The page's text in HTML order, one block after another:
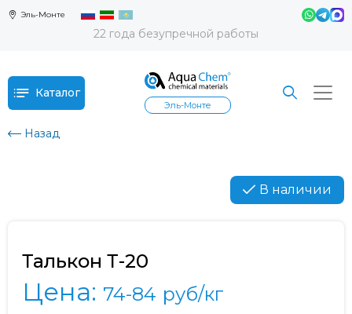
Эль-Монте
22 года безупречной работы
Каталог
Эль-Монте
Назад
В наличии
Талькон Т-20
Цена: 74-84 руб/кг